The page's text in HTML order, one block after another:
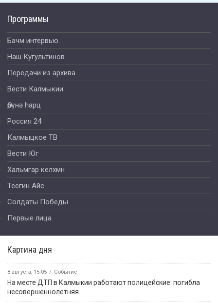
Программы
Бачм интервью.
Наш Кугультинов
Передачи из архива
Вести Калмыкии
Өрүнә һарц
Россия 24
Калмыцкое ТВ
Вести Юг
Хальмгар келхмн
Теегин Айс
Солдаты Победы
Первые лица
Картина дня
8 августа, 15:05 Событие
На месте ДТП в Калмыкии работают полицейские: погибла
несовершеннолетняя